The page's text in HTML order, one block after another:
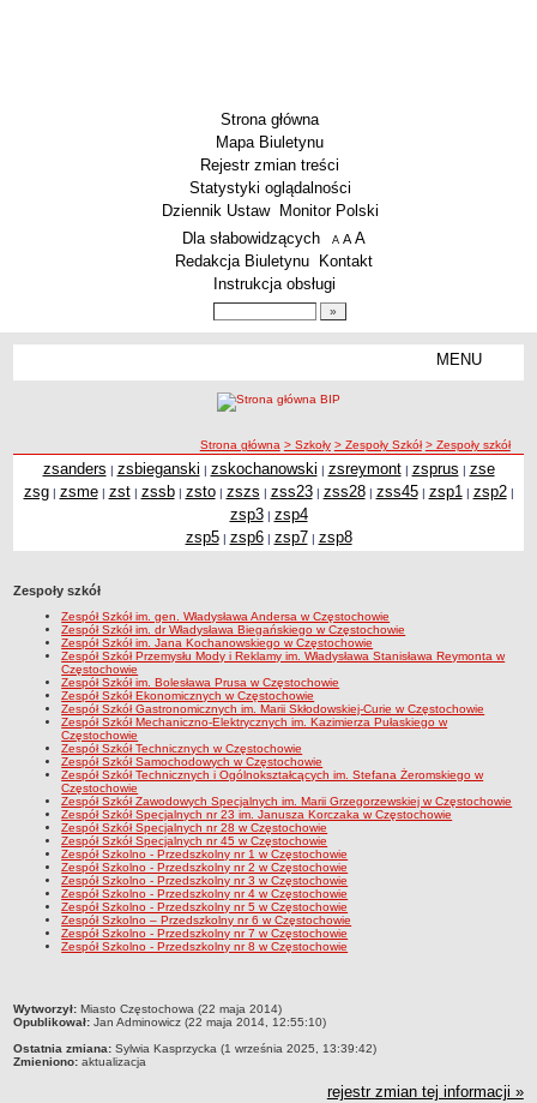
Strona główna
Mapa Biuletynu
Rejestr zmian treści
Statystyki oglądalności
Dziennik Ustaw
Monitor Polski
Menu dodatkowe
Dla słabowidzących A pomniejsz czcionkę
A standardowy rozmiar czcionki
A
Redakcja Biuletynu
Kontakt
Instrukcja obsługi
MENU
Zespoły Szkół
Techniczne Zakłady Naukowe
ARCHIWUM SZKÓŁ I PLACÓWEK
Zlikwidowane gimnazja
Przekształcone szkoły i placówki
Wielofunkcyjna Placówka
SPECJALNE OŚRODKI SZKOLNO-WYCHOWAWCZE
Specjalny Ośrodek nr 1
Specjalny Ośrodek nr 5
BURSA MIEJSKA
Dane podstawowe
Statut
Majątek
Godziny dyżurów
Ogłoszenie
Kontrole
Rejestry, ewidencje, archiwa
Sprawozdania
ścieżka nawigacji
Strona główna > Szkoły > Zespoły Szkół > Zespoły szkół
zsanders | zsbieganski | zskochanowski | zsreymont| zsprus | zse
zsg| zsme| zst| zssb| zsto| zszs | zss23| zss28| zss45| zsp1 | zsp2|
zsp3| zsp4
zsp5| zsp6| zsp7 | zsp8
Zespoły szkół
Zespół Szkół im. gen. Władysława Andersa w Częstochowie
Zespół Szkół im. dr Władysława Biegańskiego w Częstochowie
Zespół Szkół im. Jana Kochanowskiego w Częstochowie
Zespół Szkół Przemysłu Mody i Reklamy im. Władysława Stanisława Reymonta w
Częstochowie
Zespół Szkół im. Bolesława Prusa w Częstochowie
Zespół Szkół Ekonomicznych w Częstochowie
Zespół Szkół Gastronomicznych im. Marii Skłodowskiej-Curie w Częstochowie
Zespół Szkół Mechaniczno-Elektrycznych im. Kazimierza Pułaskiego w
Częstochowie
Zespół Szkół Technicznych w Częstochowie
Zespół Szkół Samochodowych w Częstochowie
Zespół Szkół Technicznych i Ogólnokształcących im. Stefana Żeromskiego w
Częstochowie
Zespół Szkół Zawodowych Specjalnych im. Marii Grzegorzewskiej w Częstochowie
Zespół Szkół Specjalnych nr 23 im. Janusza Korczaka w Częstochowie
Zespół Szkół Specjalnych nr 28 w Częstochowie
Zespół Szkół Specjalnych nr 45 w Częstochowie
Zespół Szkolno - Przedszkolny nr 1 w Częstochowie
Zespół Szkolno - Przedszkolny nr 2 w Częstochowie
Zespół Szkolno - Przedszkolny nr 3 w Częstochowie
Zespół Szkolno - Przedszkolny nr 4 w Częstochowie
Zespół Szkolno - Przedszkolny nr 5 w Częstochowie
Zespół Szkolno – Przedszkolny nr 6 w Częstochowie
Zespół Szkolno - Przedszkolny nr 7 w Częstochowie
Zespół Szkolno - Przedszkolny nr 8 w Częstochowie
metryczka
Wytworzył: Miasto Częstochowa (22 maja 2014)
Opublikował: Jan Adminowicz (22 maja 2014, 12:55:10)
Ostatnia zmiana: Sylwia Kasprzycka (1 września 2025, 13:39:42)
Zmieniono: aktualizacja
rejestr zmian tej informacji »